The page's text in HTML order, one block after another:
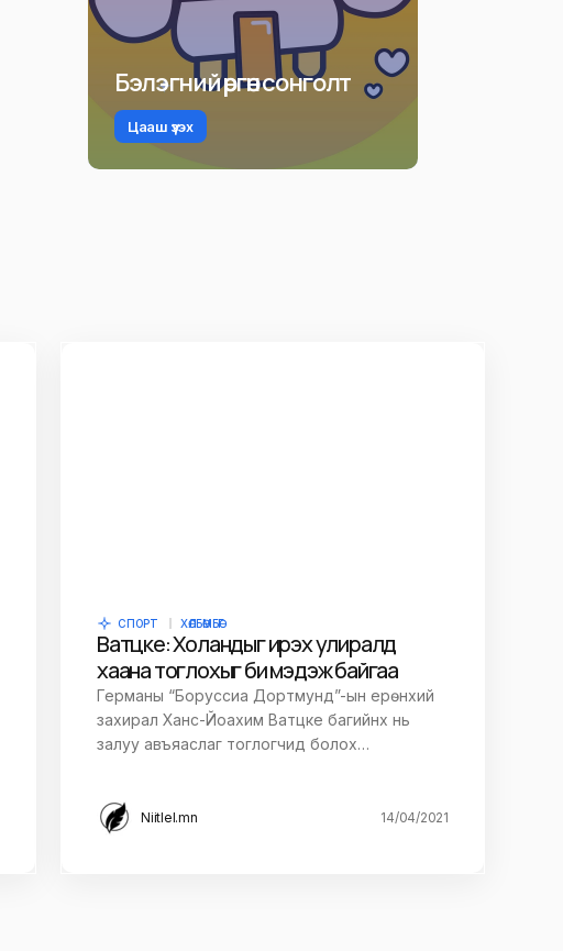
Бэлэгний өргөн сонголт
Цааш үзэх
СПОРТ ХӨЛБӨМБӨГ
Ватцке: Холандыг ирэх улиралд
хаана тоглохыг би мэдэж байгаа
Германы “Боруссиа Дортмунд”-ын ерөнхий
захирал Ханс-Йоахим Ватцке багийнх нь
залуу авъяаслаг тоглогчид болох…
Niitlel.mn 14/04/2021